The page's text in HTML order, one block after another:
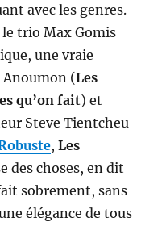
avec les genres.
trio Max Gomis
une vraie
(Les
qu’on fait) et
Steve Tientcheu
,Les
des choses, en dit
sobrement, sans
élégance de tous